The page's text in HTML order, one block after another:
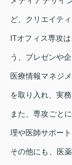
ど、クリエイテ
ITオフィス専攻
う、プレゼンや
医療情報マネジ
を取り入れ、実
また、専攻ごと
理や医師サポー
その他にも、医